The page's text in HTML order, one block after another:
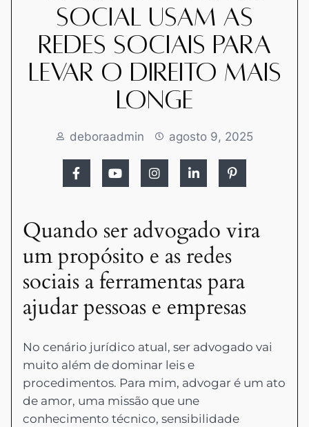
social usam as
redes sociais para
levar o direito mais
longe
deboraadmin agosto 9, 2025
Quando ser advogado vira
um propósito e as redes
sociais a ferramentas para
ajudar pessoas e empresas
No cenário jurídico atual, ser advogado vai
muito além de dominar leis e
procedimentos. Para mim, advogar é um ato
de amor, uma missão que une
conhecimento técnico, sensibilidade